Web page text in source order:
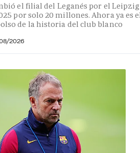
el filial del Leganés por el Leipzig
por solo 20 millones. Ahora ya es
de la historia del club blanco
2026